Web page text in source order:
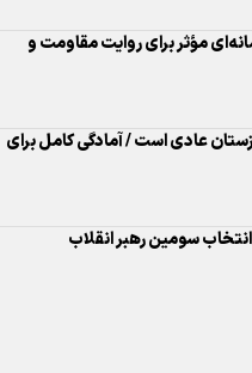
سومین رهبر انقلاب